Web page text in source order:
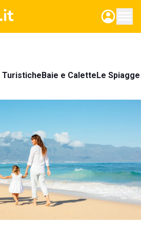
TuristicheBaie e CaletteLe